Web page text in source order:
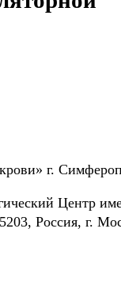
г.
Центр
Россия, г.